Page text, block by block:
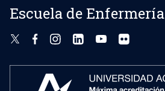
Escuela de Enfermería